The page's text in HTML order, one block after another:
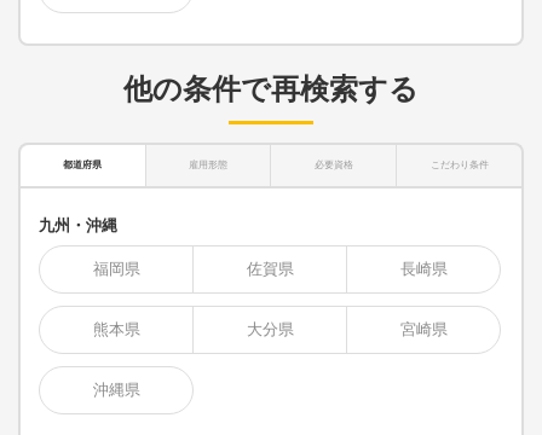
他の条件で再検索する
都道府県 雇用形態 必要資格 こだわり条件
九州・沖縄
福岡県 佐賀県 長崎県
熊本県 大分県 宮崎県
沖縄県